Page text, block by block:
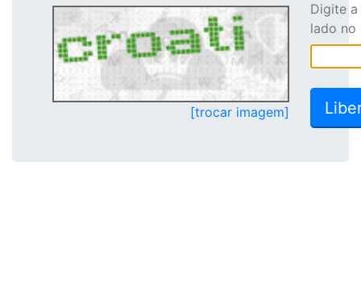
[trocar imagem]
Digite
lado no